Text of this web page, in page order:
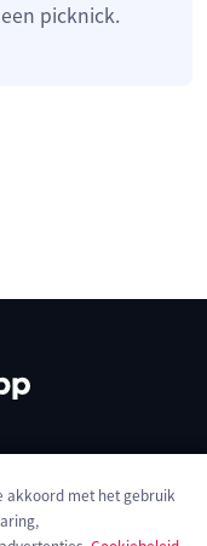
picknick.
akkoord met het gebruik